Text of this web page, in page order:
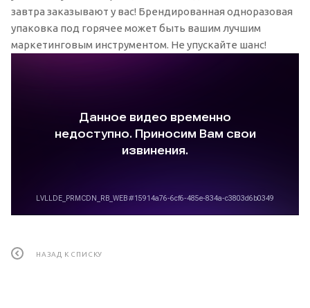
завтра заказывают у вас! Брендированная одноразовая
упаковка под горячее может быть вашим лучшим
маркетинговым инструментом. Не упускайте шанс!
НАЗАД К СПИСКУ